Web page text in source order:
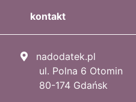
kontakt
nadodatek.pl
ul. Polna 6 Otomin
80-174 Gdańsk